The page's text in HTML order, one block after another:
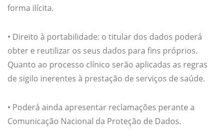
forma ilícita.
• Direito à portabilidade: o titular dos dados poderá
obter e reutilizar os seus dados para fins próprios.
Quanto ao processo clínico serão aplicadas as regras
de sigilo inerentes à prestação de serviços de saúde.
• Poderá ainda apresentar reclamações perante a
Comunicação Nacional da Proteção de Dados.